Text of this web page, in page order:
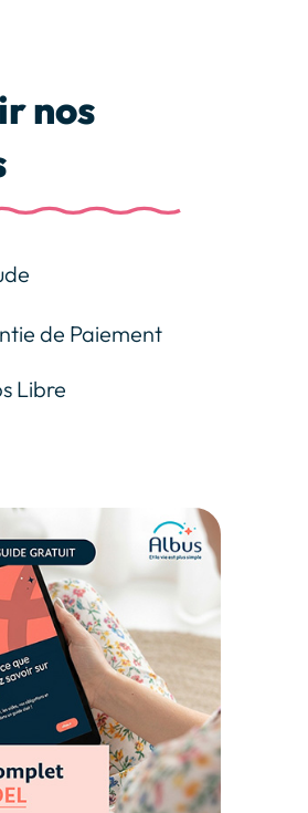
nos
de Paiement
Libre